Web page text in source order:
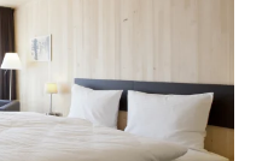
Honig und
Eck, Cappuccino,
die
mit dabei.